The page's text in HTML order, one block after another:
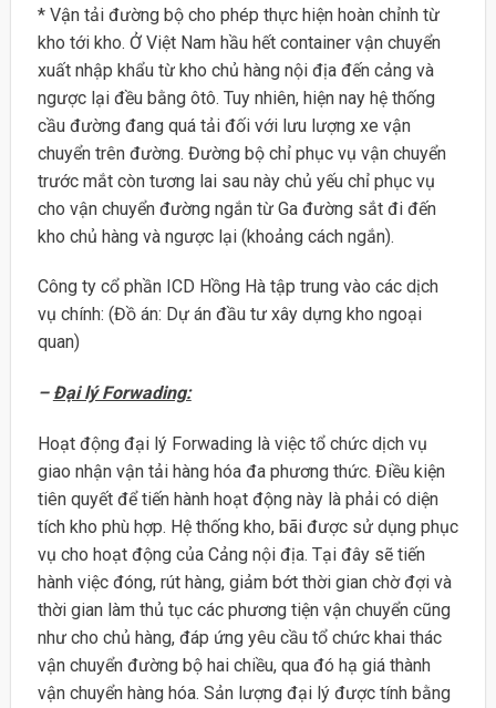
* Vận tải đường bộ cho phép thực hiện hoàn chỉnh từ
kho tới kho. Ở Việt Nam hầu hết container vận chuyển
xuất nhập khẩu từ kho chủ hàng nội địa đến cảng và
ngược lại đều bằng ôtô. Tuy nhiên, hiện nay hệ thống
cầu đường đang quá tải đối với lưu lượng xe vận
chuyển trên đường. Đường bộ chỉ phục vụ vận chuyển
trước mắt còn tương lai sau này chủ yếu chỉ phục vụ
cho vận chuyển đường ngắn từ Ga đường sắt đi đến
kho chủ hàng và ngược lại (khoảng cách ngắn).
Công ty cổ phần ICD Hồng Hà tập trung vào các dịch
vụ chính: (Đồ án: Dự án đầu tư xây dựng kho ngoại
quan)
– Đại lý Forwading:
Hoạt động đại lý Forwading là việc tổ chức dịch vụ
giao nhận vận tải hàng hóa đa phương thức. Điều kiện
tiên quyết để tiến hành hoạt động này là phải có diện
tích kho phù hợp. Hệ thống kho, bãi được sử dụng phục
vụ cho hoạt động của Cảng nội địa. Tại đây sẽ tiến
hành việc đóng, rút hàng, giảm bớt thời gian chờ đợi và
thời gian làm thủ tục các phương tiện vận chuyển cũng
như cho chủ hàng, đáp ứng yêu cầu tổ chức khai thác
vận chuyển đường bộ hai chiều, qua đó hạ giá thành
vận chuyển hàng hóa. Sản lượng đại lý được tính bằng